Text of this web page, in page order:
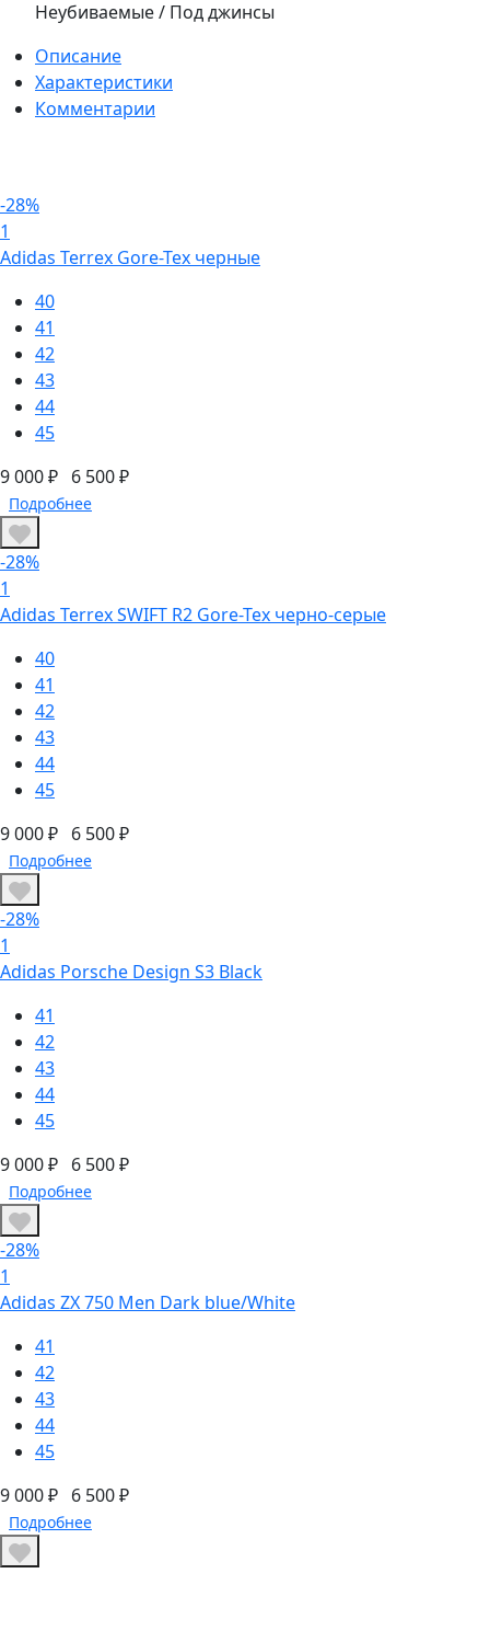
Неубиваемые / Под джинсы
Описание
Характеристики
Комментарии
-28%
1
Adidas Terrex Gore-Tex черные
40
41
42
43
44
45
9 000 ₽ 6 500 ₽
Подробнее
-28%
1
Adidas Terrex SWIFT R2 Gore-Tex черно-серые
40
41
42
43
44
45
9 000 ₽ 6 500 ₽
Подробнее
-28%
1
Adidas Porsche Design S3 Black
41
42
43
44
45
9 000 ₽ 6 500 ₽
Подробнее
-28%
1
Adidas ZX 750 Men Dark blue/White
41
42
43
44
45
9 000 ₽ 6 500 ₽
Подробнее